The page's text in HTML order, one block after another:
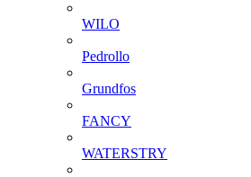
WILO
Pedrollo
Grundfos
FANCY
WATERSTRY